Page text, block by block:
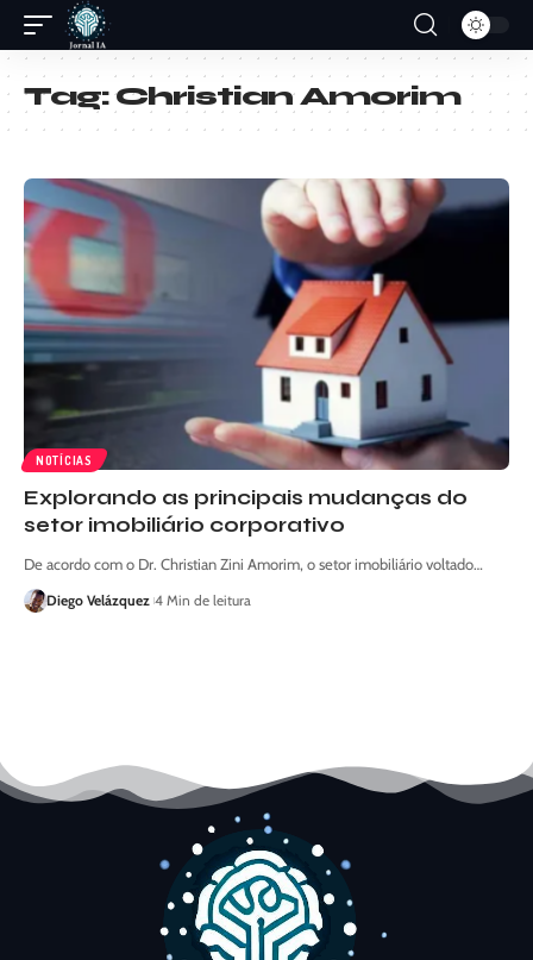
Tag:Christian Amorim
NOTÍCIAS
Explorando as principais mudanças do
setor imobiliário corporativo
De acordo com o Dr. Christian Zini Amorim, o setor imobiliário voltado…
Diego Velázquez 4 Min de leitura